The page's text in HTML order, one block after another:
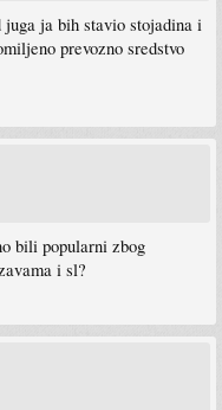
ja bih stavio stojadina i
prevozno sredstvo
bili popularni zbog
i sl?